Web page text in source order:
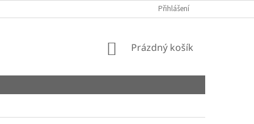
Přihlášení
NÁKUPNÍ
Prázdný košík